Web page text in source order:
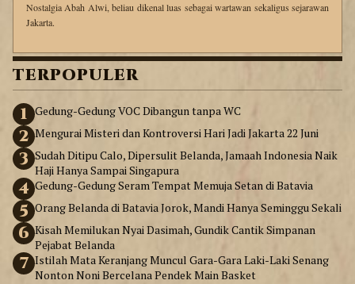
Nostalgia Abah Alwi, beliau dikenal luas sebagai wartawan sekaligus sejarawan
Jakarta.
TERPOPULER
1 Gedung-Gedung VOC Dibangun tanpa WC
2 Mengurai Misteri dan Kontroversi Hari Jadi Jakarta 22 Juni
3 Sudah Ditipu Calo, Dipersulit Belanda, Jamaah Indonesia Naik
Haji Hanya Sampai Singapura
4 Gedung-Gedung Seram Tempat Memuja Setan di Batavia
5 Orang Belanda di Batavia Jorok, Mandi Hanya Seminggu Sekali
6 Kisah Memilukan Nyai Dasimah, Gundik Cantik Simpanan
Pejabat Belanda
7 Istilah Mata Keranjang Muncul Gara-Gara Laki-Laki Senang
Nonton Noni Bercelana Pendek Main Basket